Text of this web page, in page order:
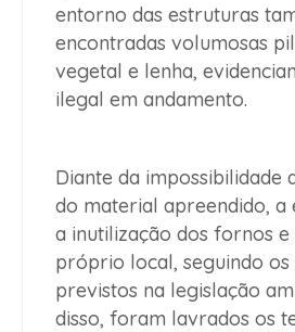
entorno das estruturas
encontradas volumosas
vegetal e lenha,
ilegal em andamento.
Diante da impossibilidade
do material apreendido, a
a inutilização dos fornos
próprio local, seguindo
previstos na legislação
disso, foram lavrados os